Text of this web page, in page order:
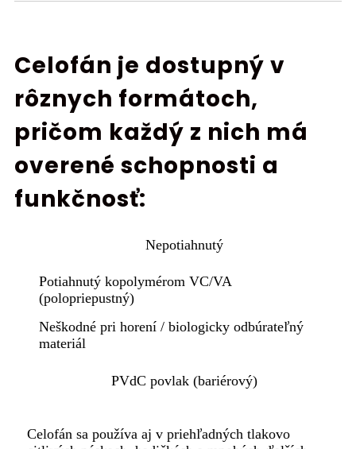
Celofán je dostupný v
rôznych formátoch,
pričom každý z nich má
overené schopnosti a
funkčnosť:
Nepotiahnutý
Potiahnutý kopolymérom VC/VA
(polopriepustný)
Neškodné pri horení / biologicky odbúrateľný
materiál
PVdC povlak (bariérový)
Celofán sa používa aj v priehľadných tlakovo